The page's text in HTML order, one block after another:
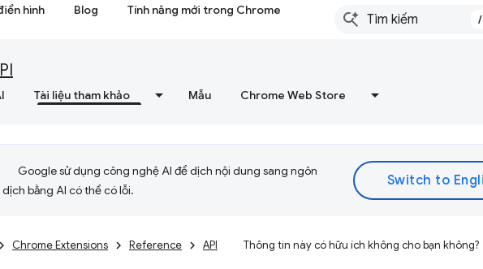
hình Blog Tính năng mới trong Chrome
/
Tài liệu tham khảo Mẫu Chrome Web Store
Google sử dụng công nghệ AI để dịch nội dung sang ngôn
bằng AI có thể có lỗi.
Chrome Extensions Reference API Thông tin này có hữu ích không cho bạn không?